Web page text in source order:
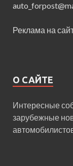
Реклама на
О САЙТЕ
Интересные
зарубежные